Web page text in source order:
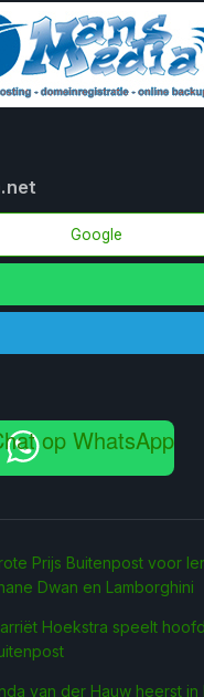
Google
op WhatsApp
Prijs Buitenpost voor
Dwan en Lamborghini
Hoekstra speelt
van der Hauw heerst